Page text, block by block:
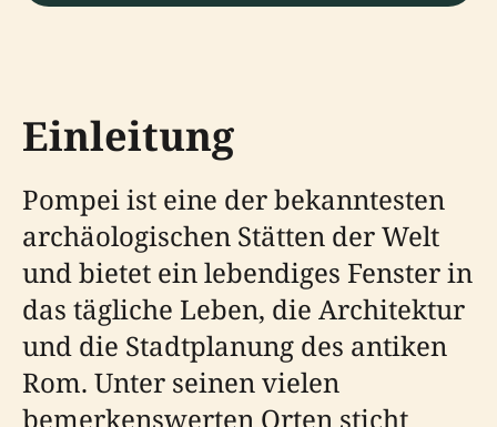
Einleitung
Pompei ist eine der bekanntesten
archäologischen Stätten der Welt
und bietet ein lebendiges Fenster in
das tägliche Leben, die Architektur
und die Stadtplanung des antiken
Rom. Unter seinen vielen
bemerkenswerten Orten sticht